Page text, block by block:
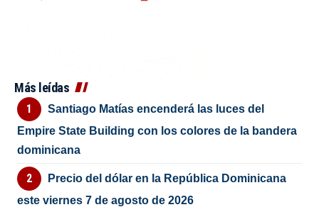
Más leídas
Santiago Matías encenderá las luces del
Empire State Building con los colores de la bandera
dominicana
Precio del dólar en la República Dominicana
este viernes 7 de agosto de 2026